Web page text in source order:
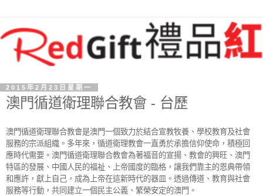
2015年2月23日星期一
澳門循道衛理聯合教會 - 台歷
澳門循道衛理聯合教會是澳門一個致力於結合宣教牧養、學校教育及社會
服務的宗派組織。多年來，循道衛理教會一直勇於承擔信仰使命，積極回
應時代需要。澳門循道衛理聯合教會為著福音的宣揚、教會的興旺、澳門
特區的發展、中國人民的福祉、上帝國度的臨格，讓我們靠主的恩典帶領
和應許，獻上自己，成為上帝在這新時代的器皿。透過傳道、教育與社​​​​會
服務等行動，共同建立一個民主公義、繁榮安定的澳門。